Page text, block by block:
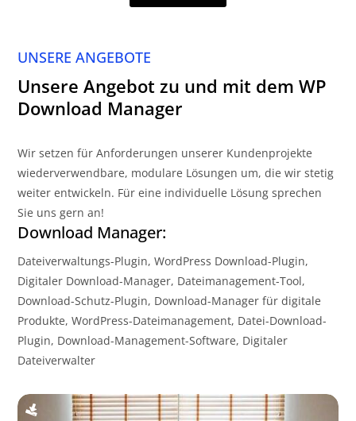
UNSERE ANGEBOTE
Unsere Angebot zu und mit dem WP
Download Manager
Wir setzen für Anforderungen unserer Kundenprojekte
wiederverwendbare, modulare Lösungen um, die wir stetig
weiter entwickeln. Für eine individuelle Lösung sprechen
Sie uns gern an!
Download Manager:
Dateiverwaltungs-Plugin, WordPress Download-Plugin,
Digitaler Download-Manager, Dateimanagement-Tool,
Download-Schutz-Plugin, Download-Manager für digitale
Produkte, WordPress-Dateimanagement, Datei-Download-
Plugin, Download-Management-Software, Digitaler
Dateiverwalter